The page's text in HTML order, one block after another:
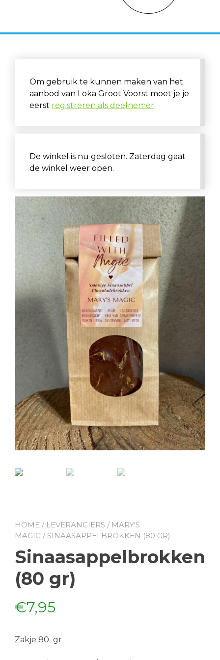
Om gebruik te kunnen maken van het
aanbod van Loka Groot Voorst moet je je
eerst registreren als deelnemer
De winkel is nu gesloten. Zaterdag gaat
de winkel weer open.
HOME / LEVERANCIERS / MARY'S
MAGIC / SINAASAPPELBROKKEN (80 GR)
Sinaasappelbrokken
(80 gr)
€7,95
Zakje 80 gr